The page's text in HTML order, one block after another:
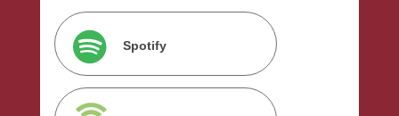
Spotify